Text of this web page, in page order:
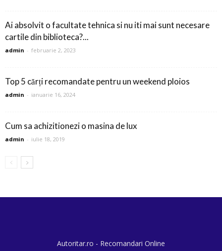
Ai absolvit o facultate tehnica si nu iti mai sunt necesare
cartile din biblioteca?...
admin - februarie 2, 2023
Top 5 cărți recomandate pentru un weekend ploios
admin - ianuarie 16, 2024
Cum sa achizitionezi o masina de lux
admin - iulie 18, 2019
Autoritar.ro - Recomandari Online